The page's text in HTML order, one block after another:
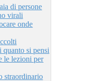
di persone
virali
onde
si pensi
le lezioni per
straordinario